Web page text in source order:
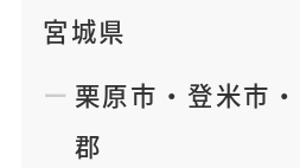
宮城県
栗原市 ・ 登米市 ・
郡